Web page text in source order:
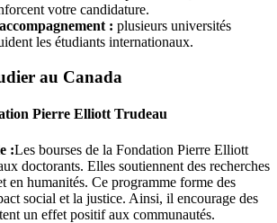
votre candidature.
: plusieurs universités
les étudiants internationaux.
au Canada
Pierre Elliott Trudeau
:Les bourses de la Fondation Pierre Elliott
doctorants. Elles soutiennent des recherches
en humanités. Ce programme forme des
social et la justice. Ainsi, il encourage des
un effet positif aux communautés.